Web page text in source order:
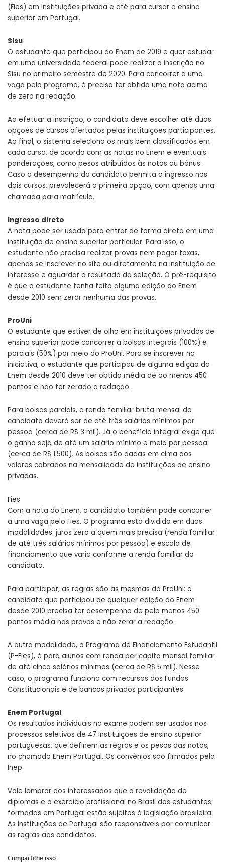
(Fies) em instituições privada e até para cursar o ensino
superior em Portugal.
Sisu
O estudante que participou do Enem de 2019 e quer estudar
em uma universidade federal pode realizar a inscrição no
Sisu no primeiro semestre de 2020. Para concorrer a uma
vaga pelo programa, é preciso ter obtido uma nota acima
de zero na redação.
Ao efetuar a inscrição, o candidato deve escolher até duas
opções de cursos ofertados pelas instituições participantes.
Ao final, o sistema seleciona os mais bem classificados em
cada curso, de acordo com as notas no Enem e eventuais
ponderações, como pesos atribuídos às notas ou bônus.
Caso o desempenho do candidato permita o ingresso nos
dois cursos, prevalecerá a primeira opção, com apenas uma
chamada para matrícula.
Ingresso direto
A nota pode ser usada para entrar de forma direta em uma
instituição de ensino superior particular. Para isso, o
estudante não precisa realizar provas nem pagar taxas,
apenas se inscrever no site ou diretamente na instituição de
interesse e aguardar o resultado da seleção. O pré-requisito
é que o estudante tenha feito alguma edição do Enem
desde 2010 sem zerar nenhuma das provas.
ProUni
O estudante que estiver de olho em instituições privadas de
ensino superior pode concorrer a bolsas integrais (100%) e
parciais (50%) por meio do ProUni. Para se inscrever na
iniciativa, o estudante que participou de alguma edição do
Enem desde 2010 deve ter obtido média de ao menos 450
pontos e não ter zerado a redação.
Para bolsas parciais, a renda familiar bruta mensal do
candidato deverá ser de até três salários mínimos por
pessoa (cerca de R$ 3 mil). Já o benefício integral exige que
o ganho seja de até um salário mínimo e meio por pessoa
(cerca de R$ 1.500). As bolsas são dadas em cima dos
valores cobrados na mensalidade de instituições de ensino
privadas.
Fies
Com a nota do Enem, o candidato também pode concorrer
a uma vaga pelo Fies. O programa está dividido em duas
modalidades: juros zero a quem mais precisa (renda familiar
de até três salários mínimos por pessoa) e escala de
financiamento que varia conforme a renda familiar do
candidato.
Para participar, as regras são as mesmas do ProUni: o
candidato que participou de qualquer edição do Enem
desde 2010 precisa ter desempenho de pelo menos 450
pontos média nas provas e não zerar a redação.
A outra modalidade, o Programa de Financiamento Estudantil
(P-Fies), é para alunos com renda per capita mensal familiar
de até cinco salários mínimos (cerca de R$ 5 mil). Nesse
caso, o programa funciona com recursos dos Fundos
Constitucionais e de bancos privados participantes.
Enem Portugal
Os resultados individuais no exame podem ser usados nos
processos seletivos de 47 instituições de ensino superior
portuguesas, que definem as regras e os pesos das notas,
no chamado Enem Portugal. Os convênios são firmados pelo
Inep.
Vale lembrar aos interessados que a revalidação de
diplomas e o exercício profissional no Brasil dos estudantes
formados em Portugal estão sujeitos à legislação brasileira.
As instituições de Portugal são responsáveis por comunicar
as regras aos candidatos.
Compartilhe isso: